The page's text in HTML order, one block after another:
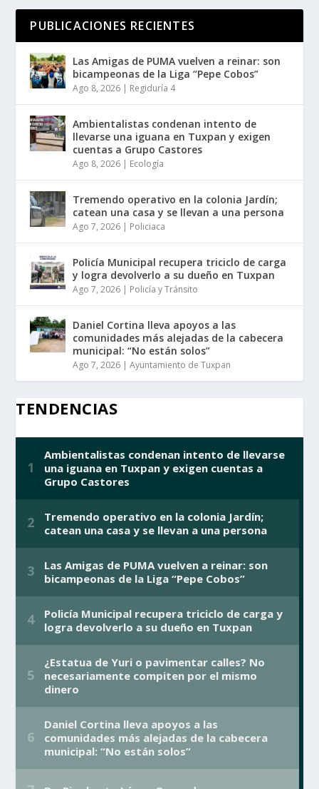
PUBLICACIONES RECIENTES
Las Amigas de PUMA vuelven a reinar: son
bicampeonas de la Liga “Pepe Cobos”
Ago 8, 2026 | Regiduría 4
Ambientalistas condenan intento de
llevarse una iguana en Tuxpan y exigen
cuentas a Grupo Castores
Ago 8, 2026 | Ecología
Tremendo operativo en la colonia Jardín;
catean una casa y se llevan a una persona
Ago 7, 2026 | Policiaca
Policía Municipal recupera triciclo de carga
y logra devolverlo a su dueño en Tuxpan
Ago 7, 2026 | Policía y Tránsito
Daniel Cortina lleva apoyos a las
comunidades más alejadas de la cabecera
municipal: “No están solos”
Ago 7, 2026 |Ayuntamiento de Tuxpan
TENDENCIAS